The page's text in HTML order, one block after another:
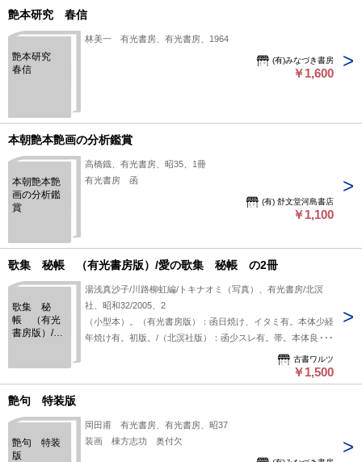
艶本研究 春信
艶本研究
春信
林美一 有光書房、有光書房、1964
(有)みなづき書房
￥1,600
本朝艶本艶画の分析鑑賞
本朝艶本艶
画の分析鑑
賞
高橋鐡、有光書房、昭35、1冊
有光書房 函
(有) 舒文堂河島書店
￥1,100
歌集 秘帳 （有光書房版）/愛の歌集 秘帳 の2冊
歌集 秘
帳 （有光
書房版）/愛
湯浅真沙子/川路柳虹編/トキナオミ（写真）、有光書房/北溟
社、昭和32/2005、2
（小型本）。（有光書房版）：函日焼け、イタミ有。本体少経
年焼け有。初版。/（北溟社版）：函少スレ有。帯。本体良
古書ワルツ
￥1,500
艶句 特装版
艶句 特装
版
岡田甫 有光書房、有光書房、昭37
装画 棟方志功 奥付欠